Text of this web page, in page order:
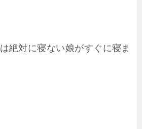
絶対に寝ない娘がすぐに寝ま